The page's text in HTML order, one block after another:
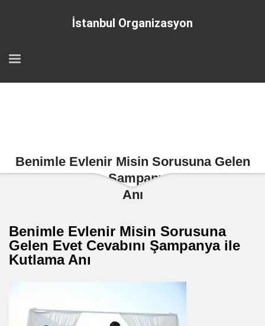
İstanbul Organizasyon
Benimle Evlenir Misin Sorusuna Gelen
Evet Cevabını Şampanya ile Kutlama
Anı
Benimle Evlenir Misin Sorusuna
Gelen Evet Cevabını Şampanya ile
Kutlama Anı